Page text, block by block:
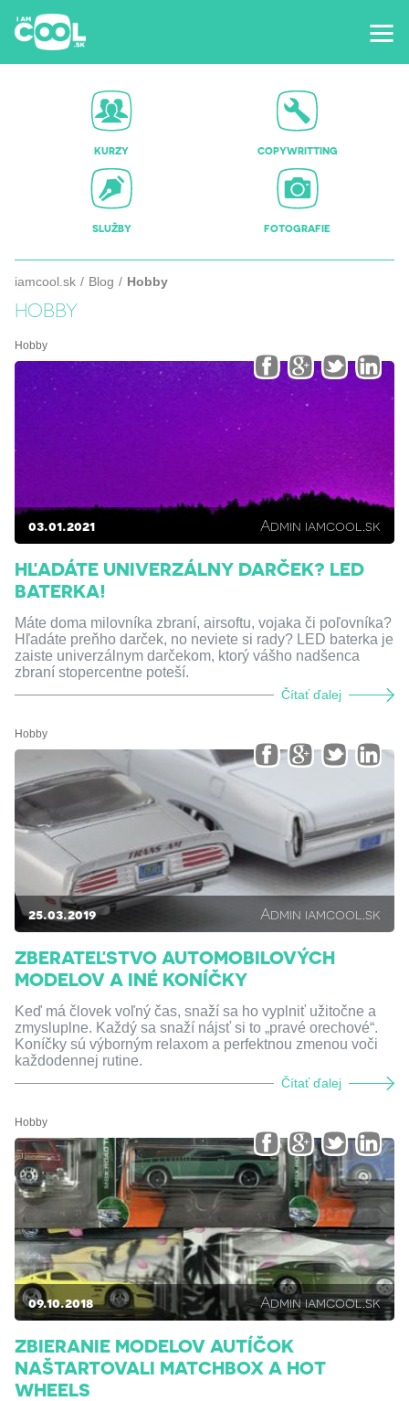
KURZY COPYWRITTING
SLUŽBY FOTOGRAFIE
iamcool.sk Blog Hobby
HOBBY
Hobby
03.01.2021 Admin iamcool.sk
HĽADÁTE UNIVERZÁLNY DARČEK? LED
BATERKA!
Máte doma milovníka zbraní, airsoftu, vojaka či poľovníka?
Hľadáte preňho darček, no neviete si rady? LED baterka je
zaiste univerzálnym darčekom, ktorý vášho nadšenca
zbraní stopercentne poteší.
Čítať ďalej
Hobby
25.03.2019 Admin iamcool.sk
ZBERATEĽSTVO AUTOMOBILOVÝCH
MODELOV A INÉ KONÍČKY
Keď má človek voľný čas, snaží sa ho vyplniť užitočne a
zmysluplne. Každý sa snaží nájsť si to „pravé orechové“.
Koníčky sú výborným relaxom a perfektnou zmenou voči
každodennej rutine.
Čítať ďalej
Hobby
09.10.2018 Admin iamcool.sk
ZBIERANIE MODELOV AUTÍČOK
NAŠTARTOVALI MATCHBOX A HOT
WHEELS